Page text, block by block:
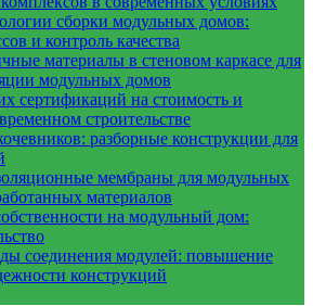
сборки модульных домов:
и контроль качества
материалы в стеновом каркасе для
модульных домов
сертификаций на стоимость и
строительстве
разборные конструкции для
мембраны для модульных
материалов
на модульный дом:
соединения модулей: повышение
конструкций